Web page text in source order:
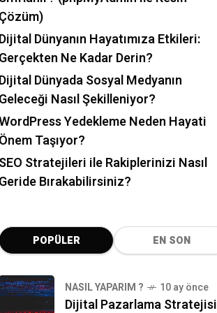
Dünyanın Hayatımıza Etkileri:
Ne Kadar Derin?
Dünyada Sosyal Medyanın
Nasıl Şekilleniyor?
Yedekleme Neden Hayati
Taşıyor?
Stratejileri ile Rakiplerinizi Nasıl
Bırakabilirsiniz?
POPÜLER EN SON
NASIL YAPARIM ? 10 ay önce
Dijital Pazarlama Stratejisi